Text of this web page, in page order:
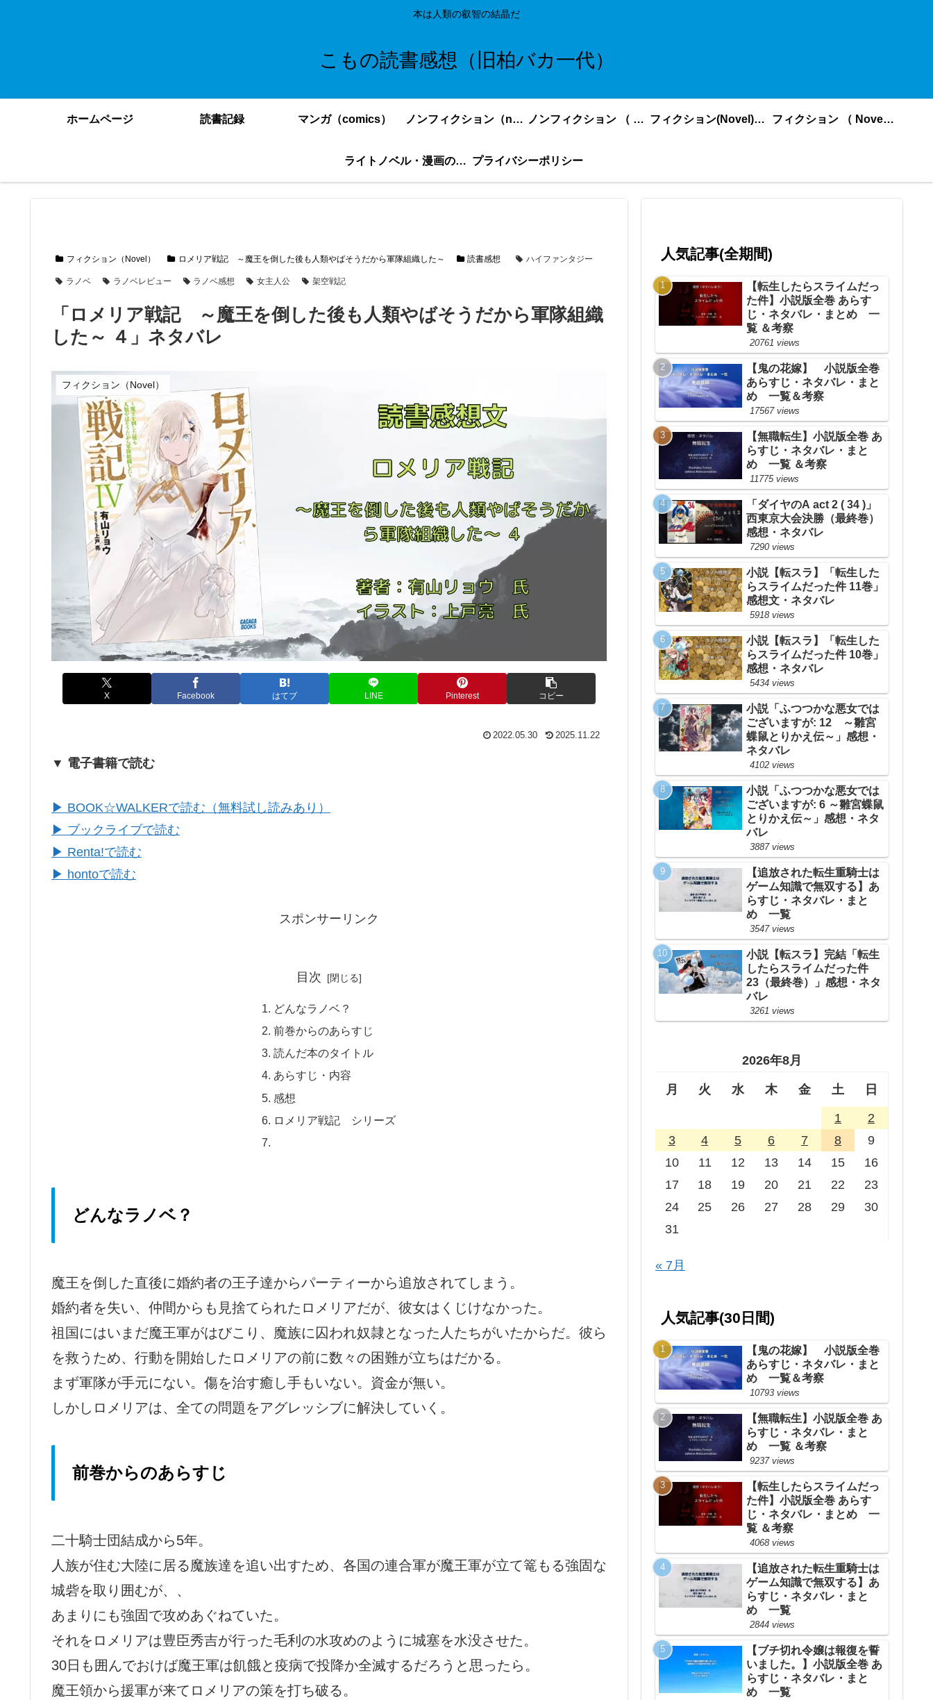
本は人類の叡智の結晶だ
こもの読書感想（旧柏バカ一代）
ホームページ 読書記録 マンガ（comics） ノンフィクション（nonfiction）更新順 ノンフィクション （ nonfiction ） あいうえお順 フィクション(Novel)更新順 フィクション （ Novel ） あいうえお順
ライトノベル・漫画の感想・ネタバレまとめ｜こもの読書感想 プライバシーポリシー
フィクション（Novel） ロメリア戦記 ～魔王を倒した後も人類やばそうだから軍隊組織した～ 読書感想 ハイファンタジー
ラノベ ラノベレビュー ラノベ感想 女主人公 架空戦記
「ロメリア戦記 ～魔王を倒した後も人類やばそうだから軍隊組織
した～ ４」ネタバレ
フィクション（Novel）
X Facebook はてブ LINE Pinterest コピー
2022.05.30 2025.11.22
▼ 電子書籍で読む
▶ BOOK☆WALKERで読む（無料試し読みあり）
▶ ブックライブで読む
▶ Renta!で読む
▶ hontoで読む
スポンサーリンク
目次
どんなラノベ？
前巻からのあらすじ
読んだ本のタイトル
あらすじ・内容
感想
ロメリア戦記 シリーズ
どんなラノベ？
魔王を倒した直後に婚約者の王子達からパーティーから追放されてしまう。
婚約者を失い、仲間からも見捨てられたロメリアだが、彼女はくじけなかった。
祖国にはいまだ魔王軍がはびこり、魔族に囚われ奴隷となった人たちがいたからだ。彼ら
を救うため、行動を開始したロメリアの前に数々の困難が立ちはだかる。
まず軍隊が手元にない。傷を治す癒し手もいない。資金が無い。
しかしロメリアは、全ての問題をアグレッシブに解決していく。
前巻からのあらすじ
二十騎士団結成から5年。
人族が住む大陸に居る魔族達を追い出すため、各国の連合軍が魔王軍が立て篭もる強固な
城砦を取り囲むが、、
あまりにも強固で攻めあぐねていた。
それをロメリアは豊臣秀吉が行った毛利の水攻めのように城塞を水没させた。
30日も囲んでおけば魔王軍は飢餓と疫病で投降か全滅するだろうと思ったら。
魔王領から援軍が来てロメリアの策を打ち破る。
人気記事(全期間)
【転生したらスライムだっ
た件】小説版全巻 あらす
じ・ネタバレ・まとめ 一
覧 ＆考察
20761 views
【鬼の花嫁】 小説版全巻
あらすじ・ネタバレ・まと
め 一覧＆考察
17567 views
【無職転生】小説版全巻 あ
らすじ・ネタバレ・まと
め 一覧 ＆考察
11775 views
「ダイヤのA act 2 ( 34 )」
西東京大会決勝（最終巻）
感想・ネタバレ
7290 views
小説【転スラ】「転生した
らスライムだった件 11巻」
感想文・ネタバレ
5918 views
小説【転スラ】「転生した
らスライムだった件 10巻」
感想・ネタバレ
5434 views
小説「ふつつかな悪女では
ございますが: 12 ～雛宮
蝶鼠とりかえ伝～」感想・
ネタバレ
4102 views
小説「ふつつかな悪女では
ございますが: 6 ～雛宮蝶鼠
とりかえ伝～」感想・ネタ
バレ
3887 views
【追放された転生重騎士は
ゲーム知識で無双する】あ
らすじ・ネタバレ・まと
め 一覧
3547 views
小説【転スラ】完結「転生
したらスライムだった件
23（最終巻）」感想・ネタ
バレ
3261 views
2026年8月
月 火 水 木 金 土 日
1
2
3
4 5 6 7 8
9
10
11 12 13 14 15
16
17
18 19 20 21 22
23
24
25 26 27 28 29
30
31
« 7月
人気記事(30日間)
【鬼の花嫁】 小説版全巻
あらすじ・ネタバレ・まと
め 一覧＆考察
10793 views
【無職転生】小説版全巻 あ
らすじ・ネタバレ・まと
め 一覧 ＆考察
9237 views
【転生したらスライムだっ
た件】小説版全巻 あらす
じ・ネタバレ・まとめ 一
覧 ＆考察
4068 views
【追放された転生重騎士は
ゲーム知識で無双する】あ
らすじ・ネタバレ・まと
め 一覧
2844 views
【ブチ切れ令嬢は報復を誓
いました。】小説版全巻 あ
らすじ・ネタバレ・まと
め 一覧